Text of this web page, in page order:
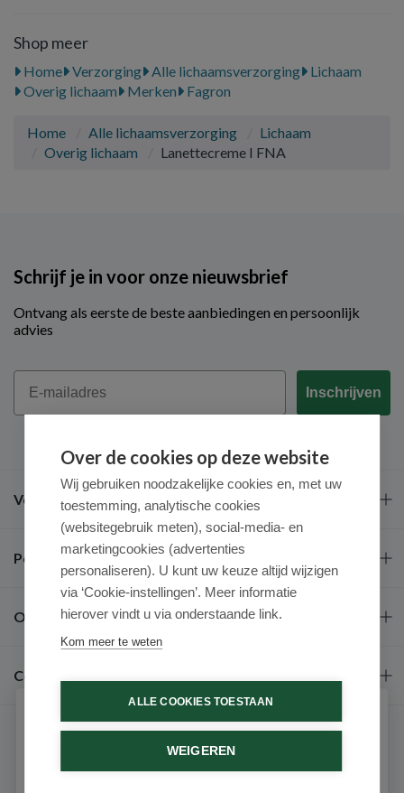
Shop meer
Home Verzorging Alle lichaamsverzorging
Lichaam
Overig lichaam
Merken Fagron
Home Alle lichaamsverzorging
Lichaam
Overig lichaam
Lanettecreme I FNA
Schrijf je in voor onze nieuwsbrief
Ontvang als eerste de beste aanbiedingen en persoonlijk
advies
Email
Inschrijven
Veel gestelde vragen
Populaire merken
Over ons
Contact
Over de cookies op deze website
Wij gebruiken noodzakelijke cookies en, met uw
toestemming, analytische cookies
(websitegebruik meten), social-media- en
marketingcookies (advertenties
personaliseren). U kunt uw keuze altijd wijzigen
via ‘Cookie-instellingen’. Meer informatie
hierover vindt u via onderstaande link.
Kom meer te weten
ALLE COOKIES TOESTAAN
WEIGEREN
Schrijf je in voor onze nieuwsbrief
Ontvang als eerste de beste aanbiedingen en persoonlijk
advies